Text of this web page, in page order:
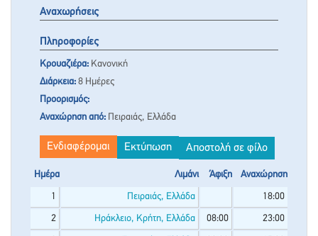
Αναχωρήσεις
Πληροφορίες
Κρουαζιέρα: Κανονική
Διάρκεια: 8 Ημέρες
Προορισμός:
Αναχώρηση από: Πειραιάς, Ελλάδα
Ενδιαφέρομαι Εκτύπωση Αποστολή σε φίλο
Ημέρα Λιμάνι Άφιξη Αναχώρηση
1 Πειραιάς, Ελλάδα 18:00
2 Ηράκλειο, Κρήτη, Ελλάδα 08:00 23:00